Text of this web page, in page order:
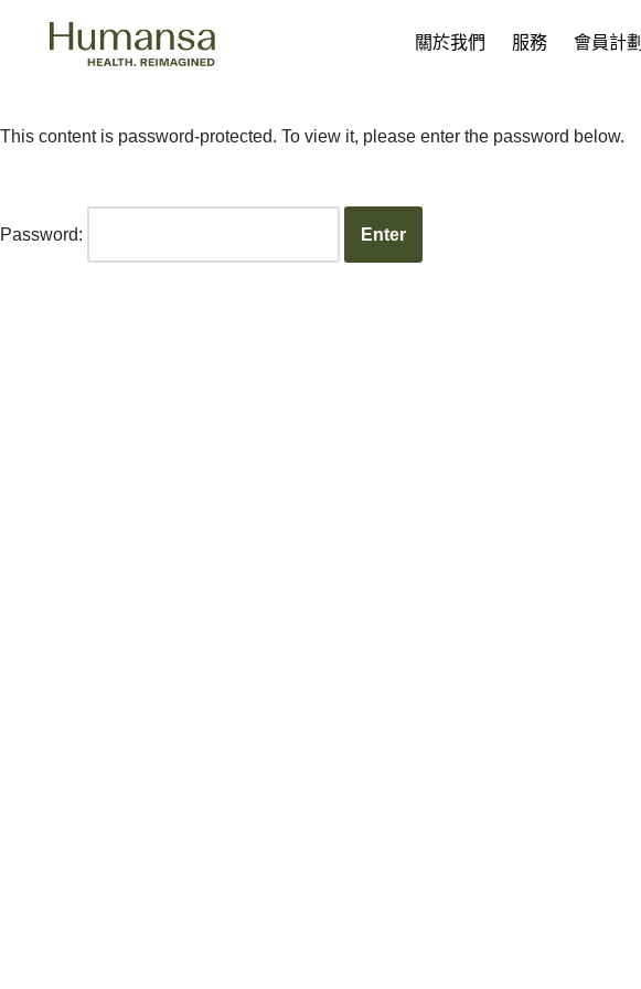
關於我們 服務 會員計劃
This content is password-protected. To view it, please enter the password below.
Password: